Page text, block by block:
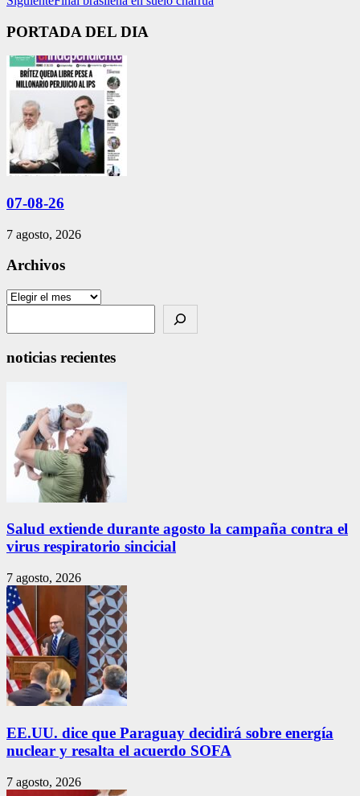
PORTADA DEL DIA
07-08-26
7 agosto, 2026
Archivos
Archivos
noticias recientes
Salud extiende durante agosto la campaña contra el
virus respiratorio sincicial
7 agosto, 2026
EE.UU. dice que Paraguay decidirá sobre energía
nuclear y resalta el acuerdo SOFA
7 agosto, 2026